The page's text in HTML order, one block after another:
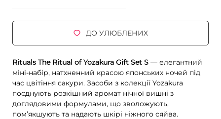
Rituals The Ritual of Yozakura Gift Set S — елегантний
міні-набір, натхненний красою японських ночей під
час цвітіння сакури. Засоби з колекції Yozakura
поєднують розкішний аромат нічної вишні з
доглядовими формулами, що зволожують,
пом’якшують та надають шкірі ніжного сяйва.
ДО УЛЮБЛЕНИХ